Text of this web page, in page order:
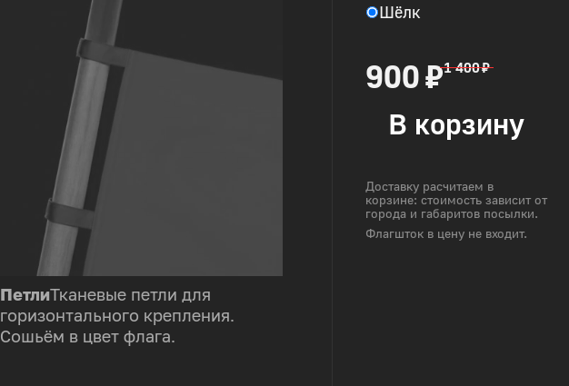
ПетлиТканевые петли для
горизонтального крепления.
Сошьём в цвет флага.
Шёлк
900 ₽1 400 ₽
В корзину
Доставку расчитаем в
корзине: стоимость зависит от
города и габаритов посылки.
Флагшток в цену не входит.